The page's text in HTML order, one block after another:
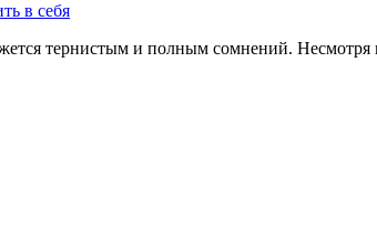
тернистым и полным сомнений. Несмотря